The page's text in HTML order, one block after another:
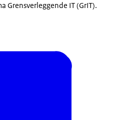
Grensverleggende IT (GrIT).